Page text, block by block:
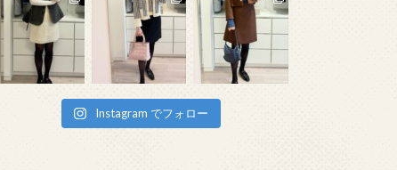
Instagram でフォロー